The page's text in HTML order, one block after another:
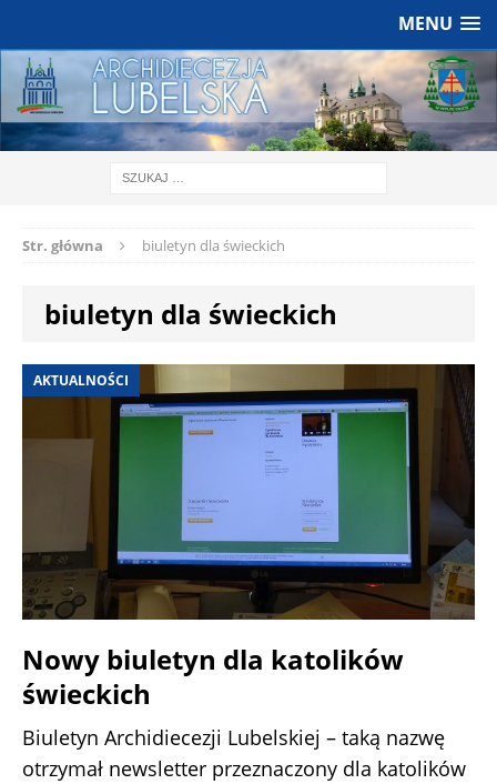
MENU
Str. główna biuletyn dla świeckich
biuletyn dla świeckich
AKTUALNOŚCI
Nowy biuletyn dla katolików
świeckich
Biuletyn Archidiecezji Lubelskiej – taką nazwę
otrzymał newsletter przeznaczony dla katolików